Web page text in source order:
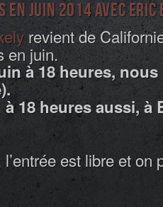
juin 2014 avec
revient de
en juin.
à 18 heures,
18 heures aussi, à
est libre et on